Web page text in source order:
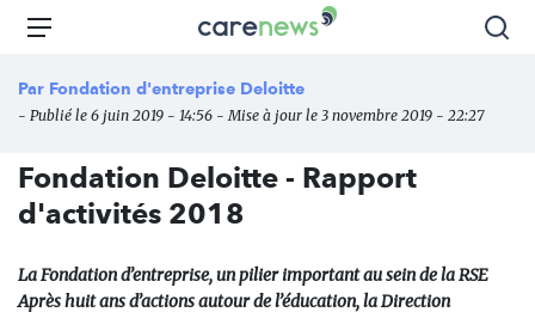
Aller
principal
Carenews,
média
des
de
l'engagement
Menu
Par Fondation d'entreprise Deloitte
- Publié le 6 juin 2019 - 14:56 - Mise à jour le 3 novembre 2019 - 22:27
Fondation Deloitte - Rapport
d'activités 2018
La Fondation d’entreprise, un pilier important au sein de la RSE
Après huit ans d’actions autour de l’éducation, la Direction